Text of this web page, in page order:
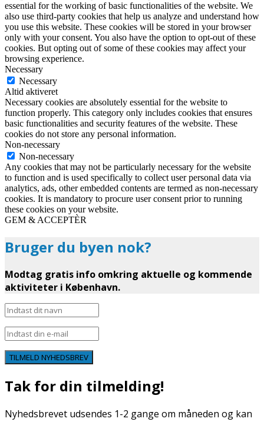
essential for the working of basic functionalities of the website. We
also use third-party cookies that help us analyze and understand how
you use this website. These cookies will be stored in your browser
only with your consent. You also have the option to opt-out of these
cookies. But opting out of some of these cookies may affect your
browsing experience.
Necessary
Necessary
Altid aktiveret
Necessary cookies are absolutely essential for the website to
function properly. This category only includes cookies that ensures
basic functionalities and security features of the website. These
cookies do not store any personal information.
Non-necessary
Non-necessary
Any cookies that may not be particularly necessary for the website
to function and is used specifically to collect user personal data via
analytics, ads, other embedded contents are termed as non-necessary
cookies. It is mandatory to procure user consent prior to running
these cookies on your website.
GEM & ACCEPTÈR
Bruger du byen nok?
Modtag gratis info omkring aktuelle og kommende
aktiviteter i København.
TILMELD NYHEDSBREV
Tak for din tilmelding!
Nyhedsbrevet udsendes 1-2 gange om måneden og kan